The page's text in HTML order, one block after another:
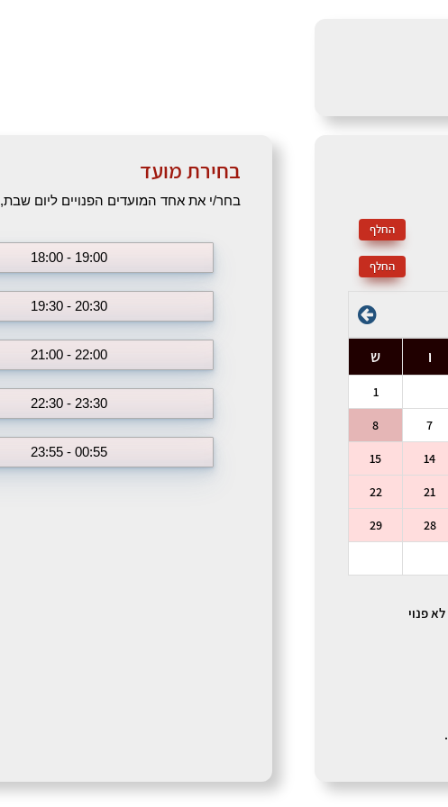
החלף
החלף
ו ש
1
7
8
14
15
21
22
28
29
לא פנוי
.
בחירת מועד
בחר/י את אחד המועדים הפנויים ליום שבת, 08/08/2026:
19:00 - 18:00
20:30 - 19:30
22:00 - 21:00
23:30 - 22:30
00:55 - 23:55